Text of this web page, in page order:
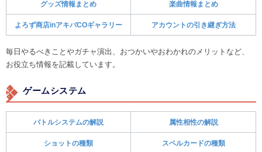
グッズ情報まとめ 楽曲情報まとめ
よろず商店inアキバCOギャラリー アカウントの引き継ぎ方法
毎日やるべきことやガチャ演出、おつかいやおわかれのメリットなど、
お役立ち情報を記載しています。
ゲームシステム
バトルシステムの解説 属性相性の解説
ショットの種類 スペルカードの種類